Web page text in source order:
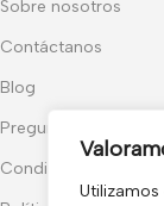
Sobre nosotros
Contáctanos
Blog
Preguntas frecuentes
Condiciones